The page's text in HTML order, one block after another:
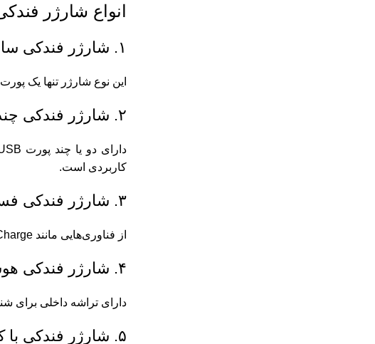
انواع شارژر
۱. شارژر فندکی ساده (Single Port)
این نوع شارژر تنها یک پورت USB دارد و برای کاربرانی مناسب است که تنها یک دستگاه را شارژ می‌کنند.
۲. شارژر فندکی چند پورت (Multi-Port)
کاربردی است.
۳. شارژر فندکی فست شارژ (Fast Charging)
از فناوری‌هایی مانند Quick Charge یا Power Delivery (PD) پشتیبانی می‌کند و گوشی را در مدت کوتاهی شارژ می‌نماید.
۴. شارژر فندکی هوشمند (Smart Charger)
دارای تراشه داخلی برای
۵. شارژر فندکی با کابل متصل